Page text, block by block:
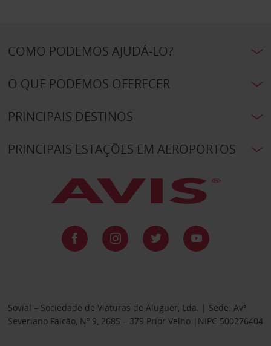
COMO PODEMOS AJUDÁ-LO?
O QUE PODEMOS OFERECER
PRINCIPAIS DESTINOS
PRINCIPAIS ESTAÇÕES EM AEROPORTOS
Sovial – Sociedade de Viaturas de Aluguer, Lda. | Sede: Avª
Severiano Falcão, Nº 9, 2685 – 379 Prior Velho |NIPC 500276404